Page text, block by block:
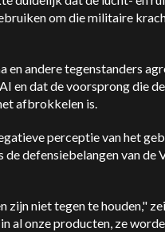
om die militaire
en andere tegenstanders
en dat de voorsprong die
afbrokkelen is.
perceptie van het
de defensiebelangen van de
zijn niet tegen te houden,"
al onze producten, ze